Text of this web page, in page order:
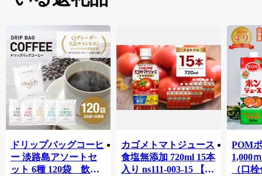
ドリップバッグコーヒ
ー 淡路島アソートセ
ット 6種 120袋 飲み
カゴメトマトジュース
食塩無添加 720ml 15本
入り ns111-003-15 【
POM
1,000
（口